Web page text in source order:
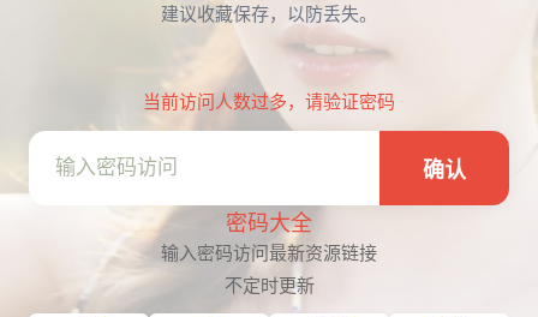
建议收藏保存，以防丢失。
当前访问人数过多，请验证密码
确认
密码大全
输入密码访问最新资源链接
不定时更新